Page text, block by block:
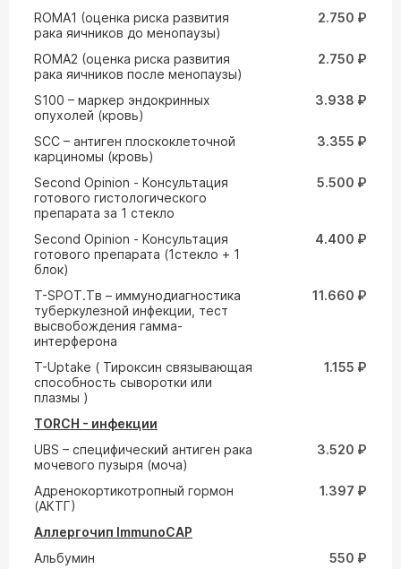
ROMA1 (оценка риска развития
рака яичников до менопаузы)
2.750 ₽
ROMA2 (оценка риска развития
рака яичников после менопаузы)
2.750 ₽
S100 – маркер эндокринных
опухолей (кровь)
3.938 ₽
SCC – антиген плоскоклеточной
карциномы (кровь)
3.355 ₽
Second Opinion - Консультация
готового гистологического
препарата за 1 стекло
5.500 ₽
Second Opinion - Консультация
готового препарата (1стекло + 1
блок)
4.400 ₽
T-SPOT.Tв – иммунодиагностика
туберкулезной инфекции, тест
высвобождения гамма-
интерферона
11.660 ₽
T-Uptake ( Тироксин связывающая
способность сыворотки или
плазмы )
1.155 ₽
TORCH - инфекции
UВS – специфический антиген рака
мочевого пузыря (моча)
3.520 ₽
Адренокортикотропный гормон
(АКТГ)
1.397 ₽
Аллергочип ImmunoCAP
Альбумин
550 ₽